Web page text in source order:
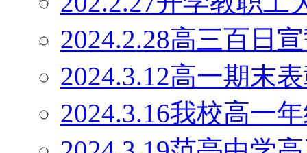
2024.2.28高三百日
2024.3.12高一期末
2024.3.16我校高一